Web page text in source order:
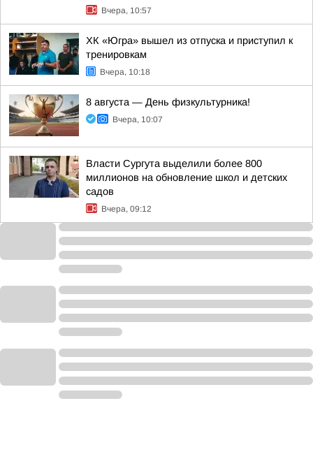
Вчера, 10:57
ХК «Югра» вышел из отпуска и приступил к
тренировкам
Вчера, 10:18
8 августа — День физкультурника!
Вчера, 10:07
Власти Сургута выделили более 800
миллионов на обновление школ и детских
садов
Вчера, 09:12